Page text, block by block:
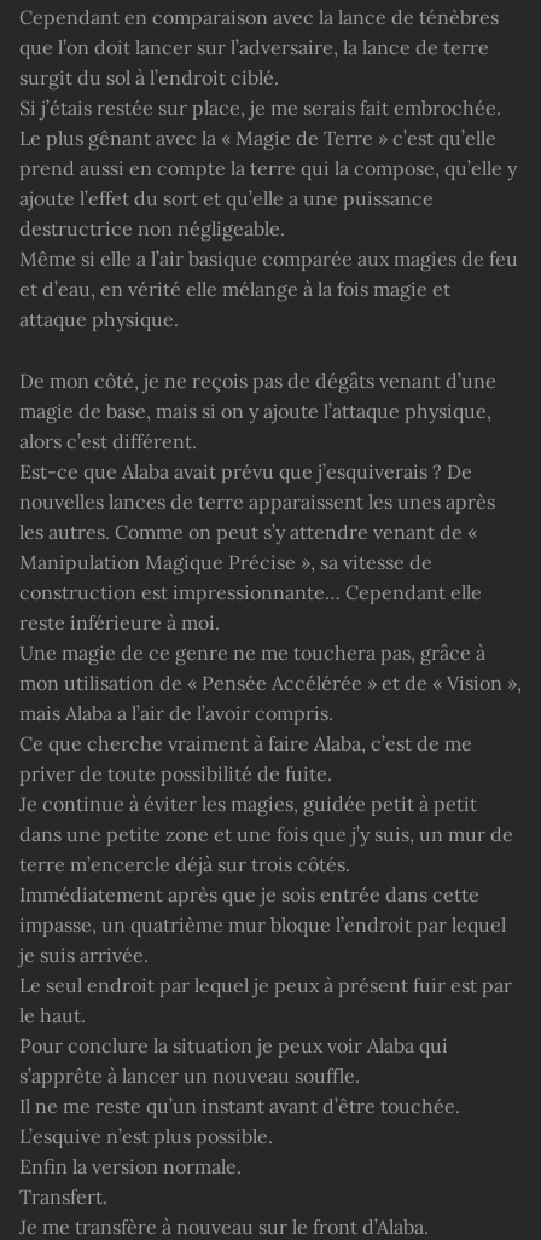
Cependant en comparaison avec la lance de ténèbres
que l’on doit lancer sur l’adversaire, la lance de terre
surgit du sol à l’endroit ciblé.
Si j’étais restée sur place, je me serais fait embrochée.
Le plus gênant avec la « Magie de Terre » c’est qu’elle
prend aussi en compte la terre qui la compose, qu’elle y
ajoute l’effet du sort et qu’elle a une puissance
destructrice non négligeable.
Même si elle a l’air basique comparée aux magies de feu
et d’eau, en vérité elle mélange à la fois magie et
attaque physique.
De mon côté, je ne reçois pas de dégâts venant d’une
magie de base, mais si on y ajoute l’attaque physique,
alors c’est différent.
Est-ce que Alaba avait prévu que j’esquiverais ? De
nouvelles lances de terre apparaissent les unes après
les autres. Comme on peut s’y attendre venant de «
Manipulation Magique Précise », sa vitesse de
construction est impressionnante… Cependant elle
reste inférieure à moi.
Une magie de ce genre ne me touchera pas, grâce à
mon utilisation de « Pensée Accélérée » et de « Vision »,
mais Alaba a l’air de l’avoir compris.
Ce que cherche vraiment à faire Alaba, c’est de me
priver de toute possibilité de fuite.
Je continue à éviter les magies, guidée petit à petit
dans une petite zone et une fois que j’y suis, un mur de
terre m’encercle déjà sur trois côtés.
Immédiatement après que je sois entrée dans cette
impasse, un quatrième mur bloque l’endroit par lequel
je suis arrivée.
Le seul endroit par lequel je peux à présent fuir est par
le haut.
Pour conclure la situation je peux voir Alaba qui
s’apprête à lancer un nouveau souffle.
Il ne me reste qu’un instant avant d’être touchée.
L’esquive n’est plus possible.
Enfin la version normale.
Transfert.
Je me transfère à nouveau sur le front d’Alaba.